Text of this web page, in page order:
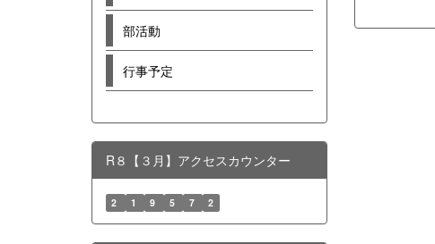
部活動
行事予定
R８【３月】アクセスカウンター
2 1 9 5 7 2